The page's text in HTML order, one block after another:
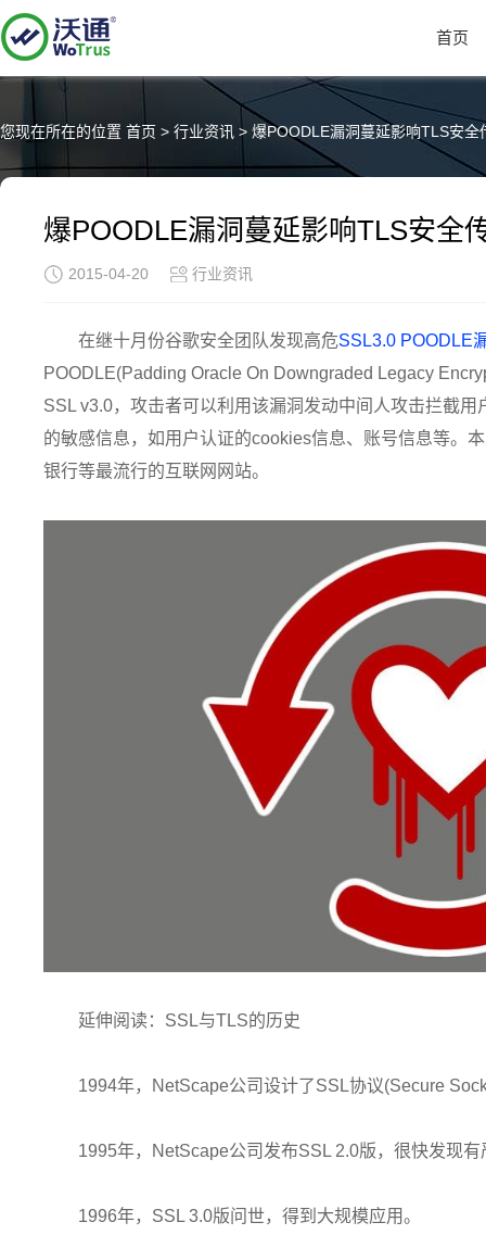
首页
您现在所在的位置 首页 > 行业资讯 > 爆POODLE漏洞蔓延影响TLS安全
爆POODLE漏洞蔓延影响TLS安全
2015-04-20 行业资讯
在继十月份谷歌安全团队发现高危SSL3.0 POODLE
POODLE(Padding Oracle On Downgraded Legacy
SSL v3.0，攻击者可以利用该漏洞发动中间人攻击拦截
的敏感信息，如用户认证的cookies信息、账号信息等。
银行等最流行的互联网网站。
延伸阅读：SSL与TLS的历史
1994年，NetScape公司设计了SSL协议(Secure
1995年，NetScape公司发布SSL 2.0版，很快发现有
1996年，SSL 3.0版问世，得到大规模应用。